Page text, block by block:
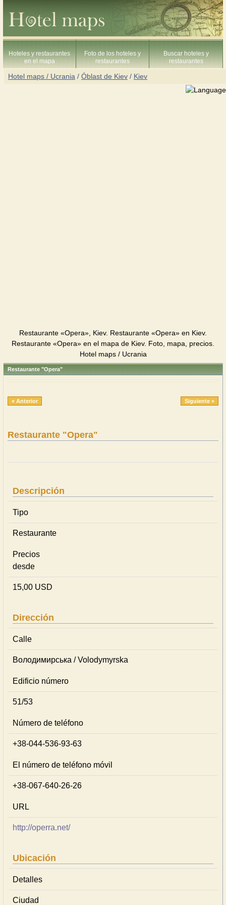
Hoteles y restaurantes
en el mapa
Foto de los hoteles y
restaurantes
Buscar hoteles y
restaurantes
Hotel maps / Ucrania / Óblast de Kiev / Kiev
Restaurante «Opera», Kiev. Restaurante «Opera» en Kiev.
Restaurante «Opera» en el mapa de Kiev. Foto, mapa, precios.
Hotel maps / Ucrania
Restaurante "Opera"
« Anterior Siguiente »
Restaurante "Opera"
Descripción
Tipo
Restaurante
Precios
desde
15,00 USD
Dirección
Calle
Володимирська / Volodymyrska
Edificio número
51/53
Número de teléfono
+38-044-536-93-63
El número de teléfono móvil
+38-067-640-26-26
URL
http://operra.net/
Ubicación
Detalles
Ciudad